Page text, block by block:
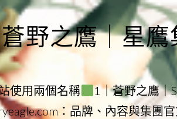
蒼野之鷹｜星鷹
使用兩個名稱 1｜蒼野之鷹｜
：品牌、內容與集團